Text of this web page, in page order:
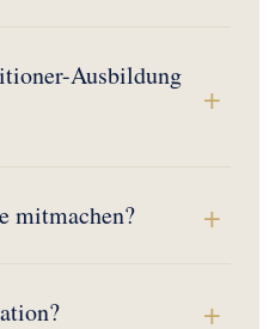
Ausbildung
mitmachen?